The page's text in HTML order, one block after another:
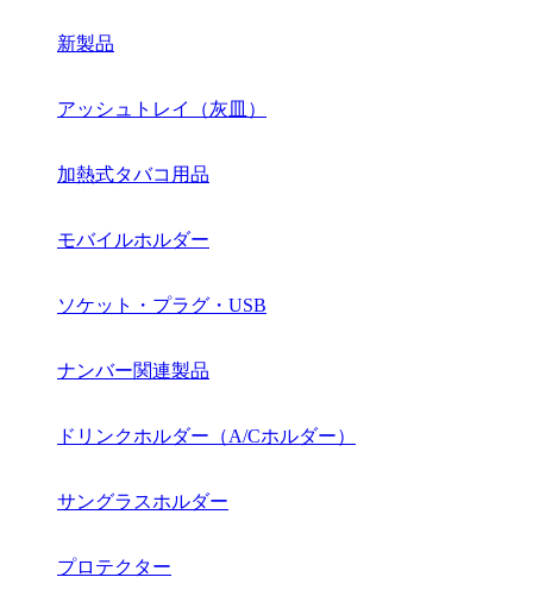
新製品
アッシュトレイ（灰皿）
加熱式タバコ用品
モバイルホルダー
ソケット・プラグ・USB
ナンバー関連製品
ドリンクホルダー（A/Cホルダー）
サングラスホルダー
プロテクター